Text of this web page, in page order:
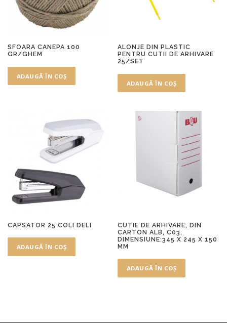
SFOARA CANEPA 100
GR/GHEM
ADAUGĂ ÎN COȘ
ALONJE DIN PLASTIC
PENTRU CUTII DE ARHIVARE
25/SET
ADAUGĂ ÎN COȘ
CAPSATOR 25 COLI DELI
ADAUGĂ ÎN COȘ
CUTIE DE ARHIVARE, DIN
CARTON ALB, C03,
DIMENSIUNE:345 X 245 X 150
MM
ADAUGĂ ÎN COȘ